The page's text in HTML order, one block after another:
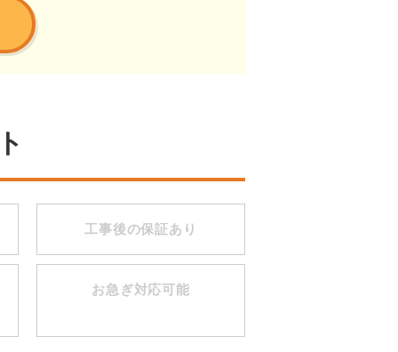
工事後の保証あり
お急ぎ対応可能